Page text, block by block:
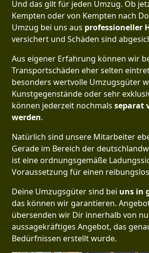
Und das gilt für jeden Umzug. Ob
Kempten oder von Kempten nach
Umzug bei uns aus professioneller
versichert und Schäden sind
Aus eigener Erfahrung können wir
Transportschäden eher selten
besonders wertvolle Umzugsgüter
Kunstgegenstände oder sehr
können jederzeit nochmals separat
werden.
Natürlich sind unsere Mitarbeiter
Gerade im Bereich der
ist eine ordnungsgemäße
Voraussetzung für einen
Deine Umzugsgüter sind bei uns in
das können wir garantieren.
übersenden wir Dir innerhalb von
aussagekräftiges Angebot, das
Bedürfnissen erstellt wurde.